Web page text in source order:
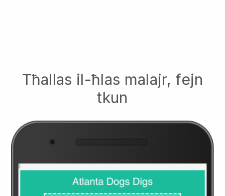
Tħallas il-ħlas malajr, fejn
tkun